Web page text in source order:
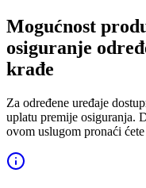
Mogućnost
osiguranje
krađe
Za određene uređaje
uplatu premije osiguranja.
ovom uslugom pronaći ćete